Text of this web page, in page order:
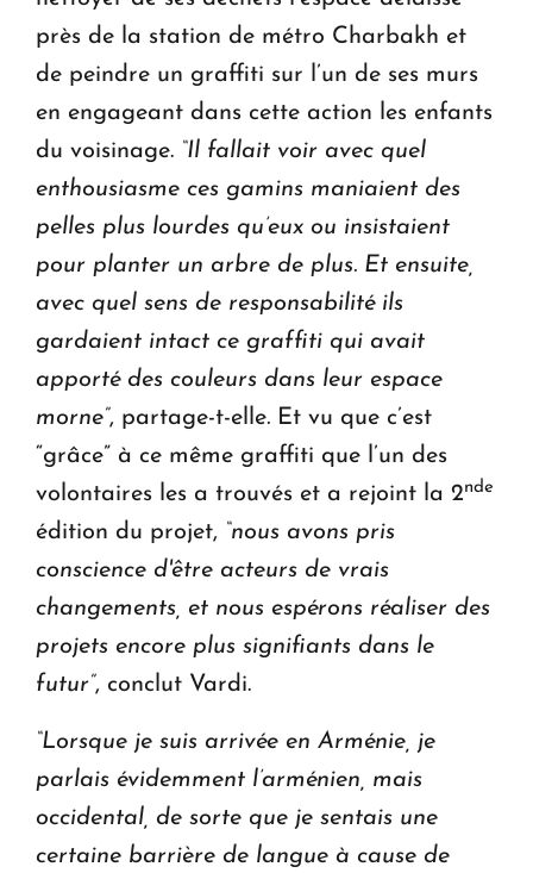
près de la station de métro Charbakh et
de peindre un graffiti sur l’un de ses murs
en engageant dans cette action les enfants
du voisinage. “Il fallait voir avec quel
enthousiasme ces gamins maniaient des
pelles plus lourdes qu’eux ou insistaient
pour planter un arbre de plus. Et ensuite,
avec quel sens de responsabilité ils
gardaient intact ce graffiti qui avait
apporté des couleurs dans leur espace
morne”, partage-t-elle. Et vu que c’est
“grâce” à ce même graffiti que l’un des
volontaires les a trouvés et a rejoint la 2nde
édition du projet, “nous avons pris
conscience d'être acteurs de vrais
changements, et nous espérons réaliser des
projets encore plus signifiants dans le
futur”, conclut Vardi.
“Lorsque je suis arrivée en Arménie, je
parlais évidemment l’arménien, mais
occidental, de sorte que je sentais une
certaine barrière de langue à cause de